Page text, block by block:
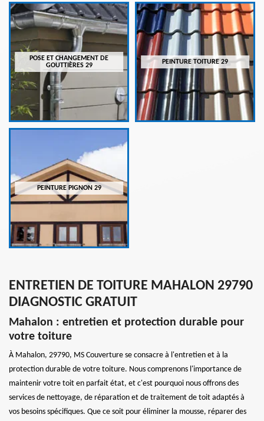
POSE ET CHANGEMENT DE
GOUTTIÈRES 29
PEINTURE TOITURE 29
PEINTURE PIGNON 29
ENTRETIEN DE TOITURE MAHALON 29790
DIAGNOSTIC GRATUIT
Mahalon : entretien et protection durable pour
votre toiture
À Mahalon, 29790, MS Couverture se consacre à l'entretien et à la
protection durable de votre toiture. Nous comprenons l'importance de
maintenir votre toit en parfait état, et c'est pourquoi nous offrons des
services de nettoyage, de réparation et de traitement de toit adaptés à
vos besoins spécifiques. Que ce soit pour éliminer la mousse, réparer des